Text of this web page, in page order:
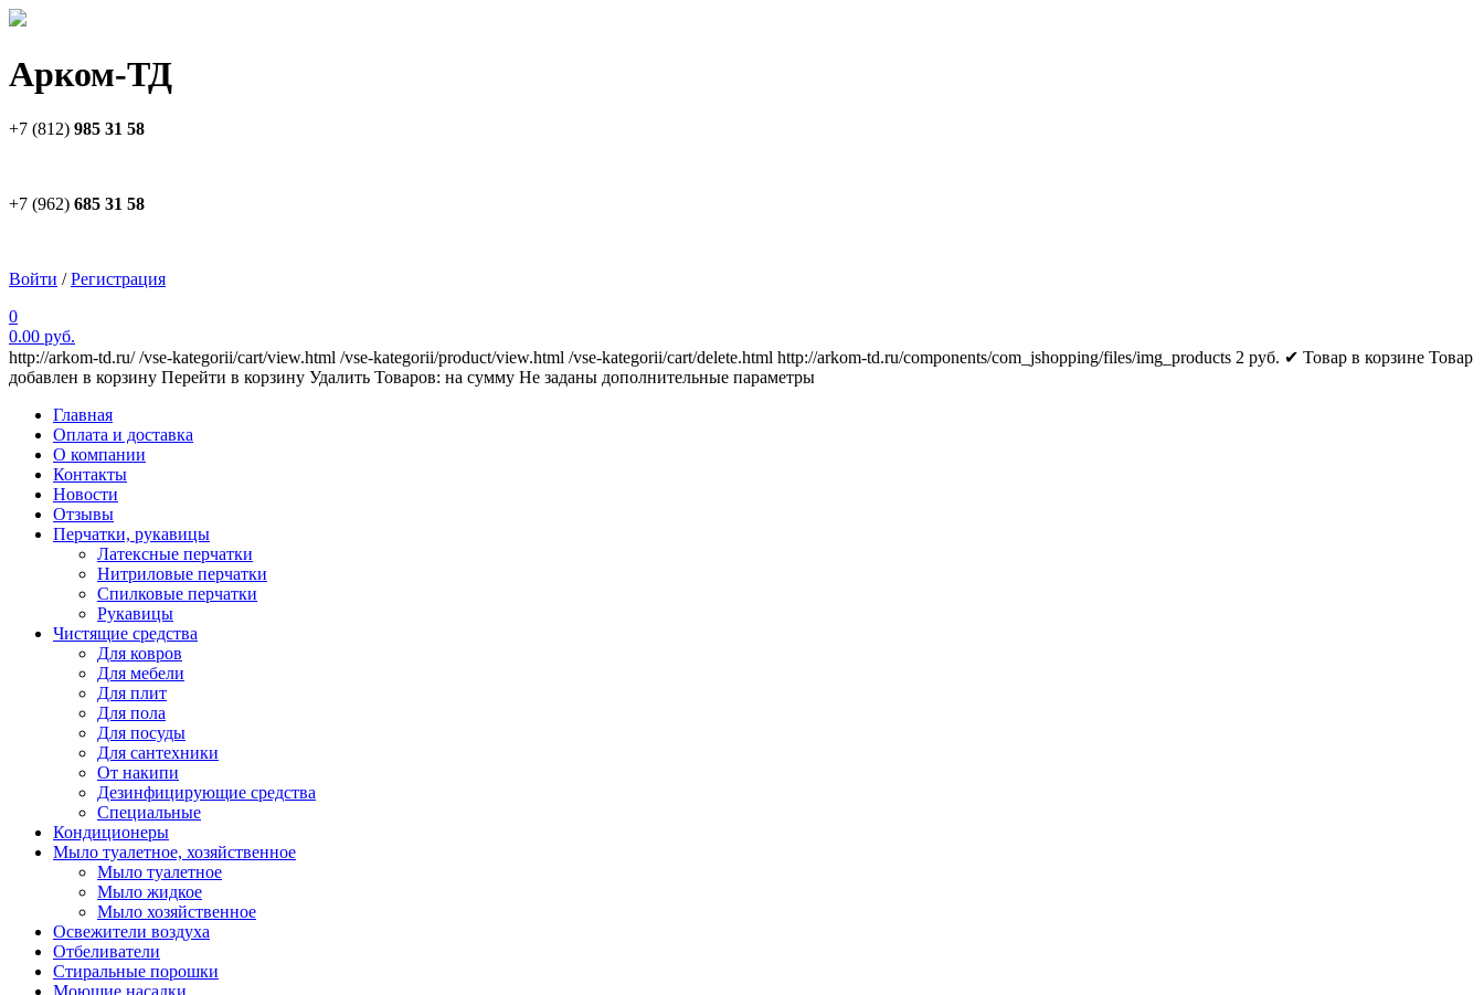
Арком-ТД
+7 (812) 985 31 58
+7 (962) 685 31 58
Войти /Регистрация
0
0.00 руб.
http://arkom-td.ru/ /vse-kategorii/cart/view.html /vse-kategorii/product/view.html /vse-kategorii/cart/delete.html http://arkom-td.ru/components/com_jshopping/files/img_products 2 руб. ✔ Товар в корзине Товар
добавлен в корзину Перейти в корзину Удалить Товаров: на сумму Не заданы дополнительные параметры
Главная
Оплата и доставка
О компании
Контакты
Новости
Отзывы
Перчатки, рукавицы
Латексные перчатки
Нитриловые перчатки
Спилковые перчатки
Рукавицы
Чистящие средства
Для ковров
Для мебели
Для плит
Для пола
Для посуды
Для сантехники
От накипи
Дезинфицирующие средства
Специальные
Кондиционеры
Мыло туалетное, хозяйственное
Мыло туалетное
Мыло жидкое
Мыло хозяйственное
Освежители воздуха
Отбеливатели
Стиральные порошки
Моющие насадки